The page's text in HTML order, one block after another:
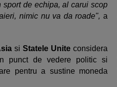
de echipa, al carui scop
nimic nu va da roade", a
si Statele Uniteconsidera
punct de vedere politic si
pentru a sustine moneda